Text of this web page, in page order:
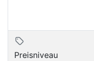
Preisniveau